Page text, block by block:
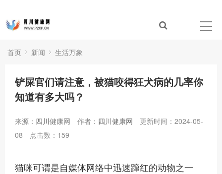
首页 新闻 生活万象
铲屎官们请注意，被猫咬得狂犬病的几率你
知道有多大吗？
来源： 四川健康网 作者： 四川健康网
更新时间：2024-05-
08
点击数： 159
猫咪可谓是自媒体网络中迅速蹿红的动物之一